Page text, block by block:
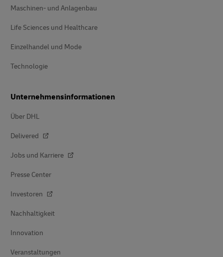
Maschinen- und Anlagenbau
Life Sciences und Healthcare
Einzelhandel und Mode
Technologie
Unternehmensinformationen
Über DHL
Delivered
Jobs und Karriere
Presse Center
Investoren
Nachhaltigkeit
Innovation
Veranstaltungen